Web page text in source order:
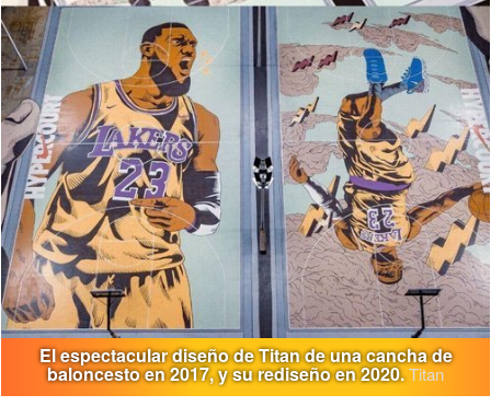
El espectacular diseño de Titan de una cancha de
baloncesto en 2017, y su rediseño en 2020.Titan